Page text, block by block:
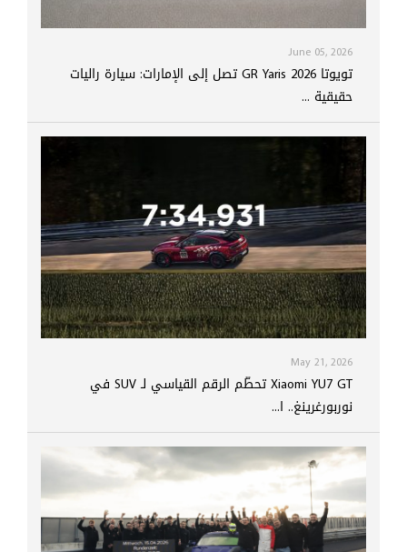
June 05, 2026
تويوتا GR Yaris 2026 تصل إلى الإمارات: سيارة راليات
حقيقية ...
May 21, 2026
Xiaomi YU7 GT تحطّم الرقم القياسي لـ SUV في
نوربورغرينغ.. ا...